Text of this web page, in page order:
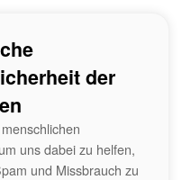
der
uns dabei zu helfen,
und Missbrauch zu